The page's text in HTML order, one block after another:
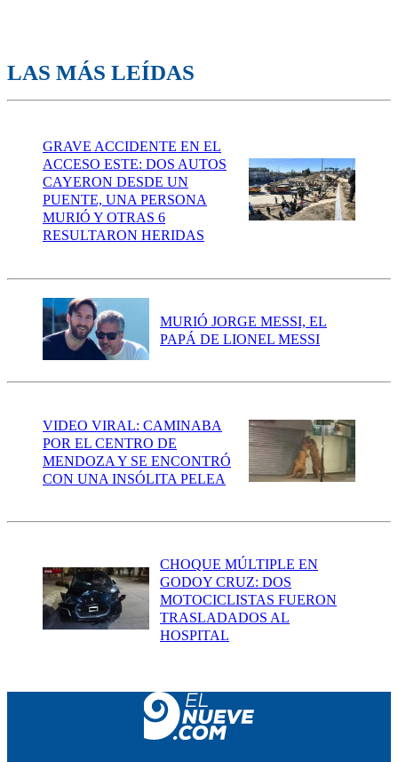
LAS MÁS LEÍDAS
GRAVE ACCIDENTE EN EL
ACCESO ESTE: DOS AUTOS
CAYERON DESDE UN
PUENTE, UNA PERSONA
MURIÓ Y OTRAS 6
RESULTARON HERIDAS
MURIÓ JORGE MESSI, EL
PAPÁ DE LIONEL MESSI
VIDEO VIRAL: CAMINABA
POR EL CENTRO DE
MENDOZA Y SE ENCONTRÓ
CON UNA INSÓLITA PELEA
CHOQUE MÚLTIPLE EN
GODOY CRUZ: DOS
MOTOCICLISTAS FUERON
TRASLADADOS AL
HOSPITAL